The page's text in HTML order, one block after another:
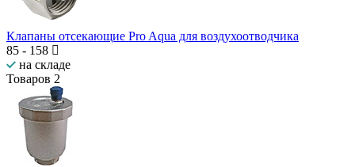
Клапаны отсекающие Pro Aqua для воздухоотводчика
85 - 158
на складе
Товаров 2